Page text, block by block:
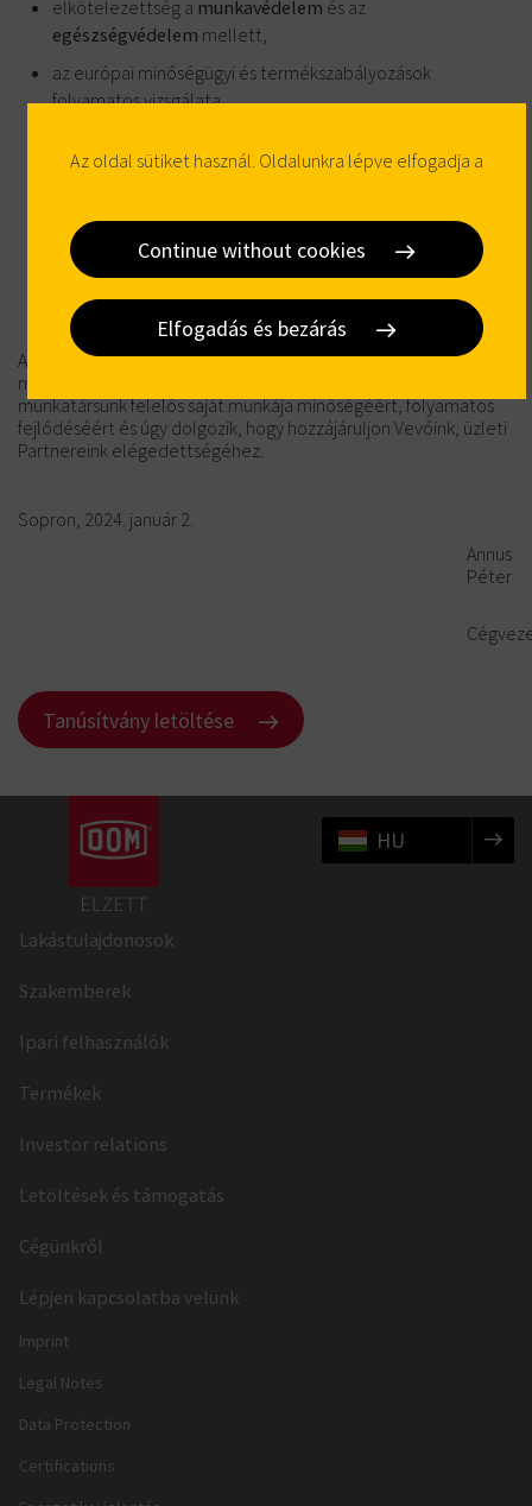
elkötelezettség a munkavédelem és az
egészségvédelem mellett,
az európai minőségügyi és termékszabályozások
folyamatos vizsgálata,
folyamatos növelése,
és fejlesztése,
nyitottság aszervezeti kultúratovábbfejlesztésére.
A minőségirányítás cégünk vezetésének és minden
munkatársának kiemelt feladata és felelőssége. Minden
munkatársunk felelős saját munkája minőségéért, folyamatos
fejlődéséért és úgy dolgozik, hogy hozzájáruljon Vevőink, üzleti
Partnereink elégedettségéhez.
Sopron, 2024. január 2.
Annus
Péter
Tanúsítvány letöltése
HU
Lakástulajdonosok
Szakemberek
Ipari felhasználók
Termékek
Investor relations
Letöltések és támogatás
Cégünkről
Lépjen kapcsolatba velünk
Imprint
Legal Notes
Data Protection
Certifications
Az oldal sütiket használ. Oldalunkra lépve elfogadja a
Continue without cookies
Elfogadás és bezárás